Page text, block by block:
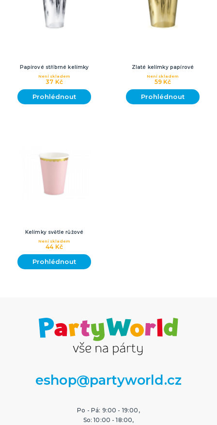
Papírové stříbrné kelímky
37 Kč
Není skladem
Prohlédnout
Zlaté kelímky papírové
59 Kč
Není skladem
Prohlédnout
Kelímky světle růžové
44 Kč
Není skladem
Prohlédnout
eshop@partyworld.cz
Po - Pá: 9:00 - 19:00,
So: 10:00 - 18:00,